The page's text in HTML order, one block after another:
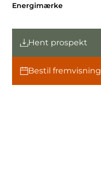
Energimærke
Hent prospekt
Bestil fremvisning